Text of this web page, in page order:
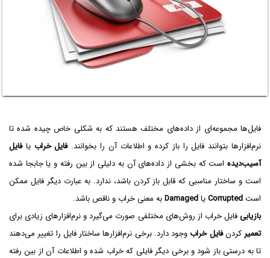
فایل‌ها مجموعه‌ای از داده‌های مختلف هستند که به شکلی خاص چیده شده تا
نرم‌افزارها بتوانند فایل را باز کرده و اطلاعات آن را بخوانند.فایل خراب یافایل
آسیب‌دیده است که بخشی از داده‌های آن به دلیلی از بین رفته و یا جابجا شده
است و ساختار مناسبی که قابل باز کردن باشد، ندارد. به عبارت دیگر فایل ممکن
استCorruptedیاDamagedبه معنی خراب و ناقص باشد.
بازیابیفایل خراب از روش‌های مختلفی صورت می‌گیرد و نرم‌افزارهای زیادی برای
تعمیر کردنفایل خراب وجود دارد. برخی نرم‌افزارها ساختار فایل را تغییر می‌دهند
تا به درستی باز شود و برخی دیگر فایلی که خراب شده و اطلاعات آن از بین رفته